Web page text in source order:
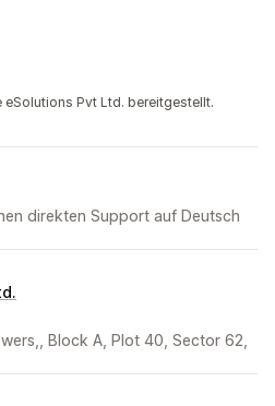
Pvt Ltd. bereitgestellt.
direkten Support auf Deutsch
Block A, Plot 40, Sector 62,